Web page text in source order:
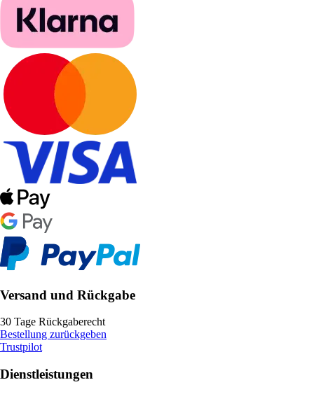
Versand und Rückgabe
30 Tage Rückgaberecht
Bestellung zurückgeben
Trustpilot
Dienstleistungen